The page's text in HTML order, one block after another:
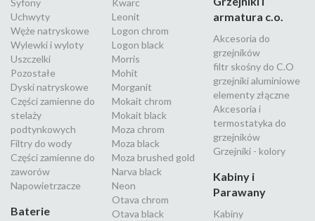
Syfony
Uchwyty
Węże natryskowe
Wylewki i wyloty
Uszczelki
Pozostałe
Dyski natryskowe
Części zamienne do
stelaży
podtynkowych
Filtry do wody
Części zamienne do
zaworów
Napowietrzacze
Baterie
Kwarc
Leonit
Logon chrom
Logon black
Morris
Mohit
Morganit
Mokait chrom
Mokait black
Moza chrom
Moza black
Moza brushed gold
Narva black
Neon
Otava chrom
Otava black
armatura c.o.
Akcesoria do
grzejników
filtr skośny do C.O
grzejniki aluminiowe
elementy złączne
Akcesoria i
termostatyka do
grzejników
Grzejniki - kolory
Kabiny i
Parawany
Kabiny